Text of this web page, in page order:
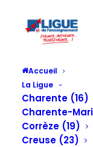
Accueil
La Ligue
Charente (16)
Charente-
Corrèze (19)
Creuse (23)